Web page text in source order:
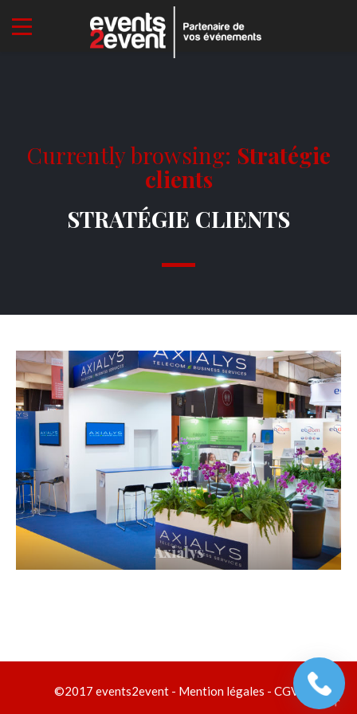
Currently browsing: Stratégie
clients
STRATÉGIE CLIENTS
Axialys
©2017 events2event - Mention légales - CGV